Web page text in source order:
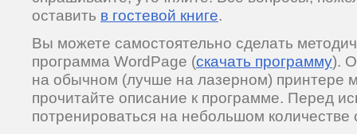
оставить в гостевой книге.
Вы можете самостоятельно сделать
программа WordPage (скачать программу).
на обычном (лучше на лазерном) принтере
прочитайте описание к программе. Перед
потренироваться на небольшом количестве